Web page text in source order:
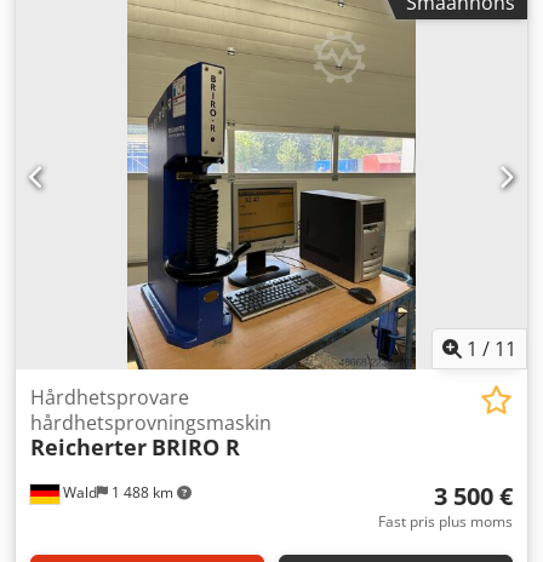
Leveransomfattning enligt bilder. (Ändringar och fel i de
tekniska uppgifterna förbehålles!) Ytterligare frågor
besvarar vi gärna per telefon.
1 / 11
Wald 1 488 km
Hårdhetsprovare
hårdhetsprovningsmaskin
Reicherter BRIRO R
3 500 €
Fast pris plus moms